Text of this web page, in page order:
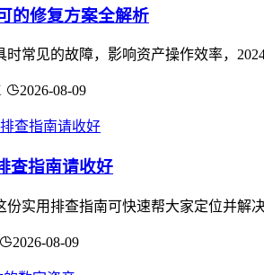
的修复方案全解析
常见的故障，影响资产操作效率，
2026-08-09
查指南请收好
份实用排查指南可快速帮大家定位并
2026-08-09